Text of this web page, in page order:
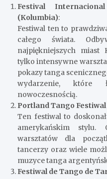
Festival
(Kolumbia):
Festiwal ten to
całego świata.
najpiękniejszych
tylko intensywne
pokazy tanga
wydarzenie, które
nowoczesnością.
Portland Tango
Ten festiwal to
amerykańskim
warsztatów dla
tancerzy oraz wiele
muzyce tanga
Festiwal de Tango de